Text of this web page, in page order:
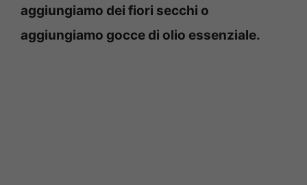
aggiungiamo dei fiori secchi o
aggiungiamo gocce di olio essenziale.